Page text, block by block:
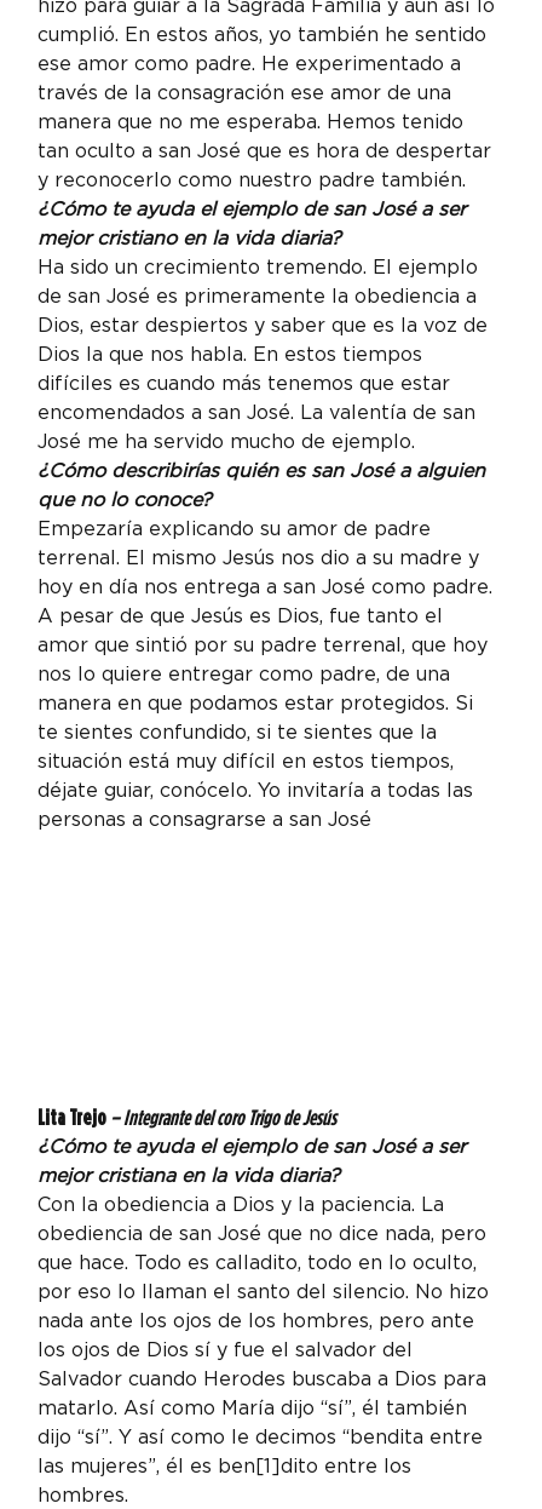
hizo para guiar a la Sagrada Familia y aun así lo
cumplió. En estos años, yo también he sentido
ese amor como padre. He experimentado a
través de la consagración ese amor de una
manera que no me esperaba. Hemos tenido
tan oculto a san José que es hora de despertar
y reconocerlo como nuestro padre también.
¿Cómo te ayuda el ejemplo de san José a ser
mejor cristiano en la vida diaria?
Ha sido un crecimiento tremendo. El ejemplo
de san José es primeramente la obediencia a
Dios, estar despiertos y saber que es la voz de
Dios la que nos habla. En estos tiempos
difíciles es cuando más tenemos que estar
encomendados a san José. La valentía de san
José me ha servido mucho de ejemplo.
¿Cómo describirías quién es san José a alguien
que no lo conoce?
Empezaría explicando su amor de padre
terrenal. El mismo Jesús nos dio a su madre y
hoy en día nos entrega a san José como padre.
A pesar de que Jesús es Dios, fue tanto el
amor que sintió por su padre terrenal, que hoy
nos lo quiere entregar como padre, de una
manera en que podamos estar protegidos. Si
te sientes confundido, si te sientes que la
situación está muy difícil en estos tiempos,
déjate guiar, conócelo. Yo invitaría a todas las
personas a consagrarse a san José
Lita Trejo – Integrante del coro Trigo de Jesús
¿Cómo te ayuda el ejemplo de san José a ser
mejor cristiana en la vida diaria?
Con la obediencia a Dios y la paciencia. La
obediencia de san José que no dice nada, pero
que hace. Todo es calladito, todo en lo oculto,
por eso lo llaman el santo del silencio. No hizo
nada ante los ojos de los hombres, pero ante
los ojos de Dios sí y fue el salvador del
Salvador cuando Herodes buscaba a Dios para
matarlo. Así como María dijo “sí”, él también
dijo “sí”. Y así como le decimos “bendita entre
las mujeres”, él es ben[1]dito entre los
hombres.